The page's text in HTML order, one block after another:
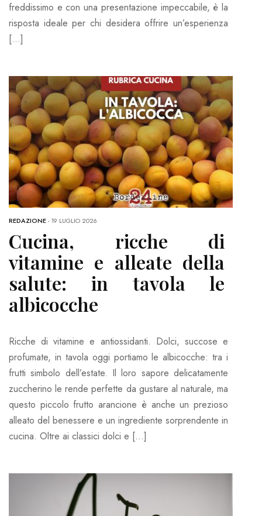
freddissimo e con una presentazione impeccabile, è la
risposta ideale per chi desidera offrire un’esperienza
[…]
REDAZIONE-19 LUGLIO 2026
Cucina, ricche di
vitamine e alleate della
salute: in tavola le
albicocche
Ricche di vitamine e antiossidanti. Dolci, succose e
profumate, in tavola oggi portiamo le albicocche: tra i
frutti simbolo dell’estate. Il loro sapore delicatamente
zuccherino le rende perfette da gustare al naturale, ma
questo piccolo frutto arancione è anche un prezioso
alleato del benessere e un ingrediente sorprendente in
cucina. Oltre ai classici dolci e […]